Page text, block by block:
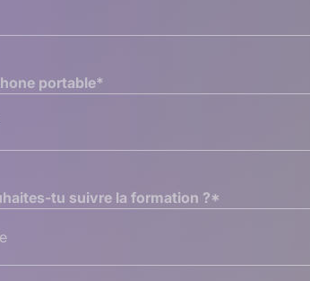
portable*
tu suivre la formation ?*